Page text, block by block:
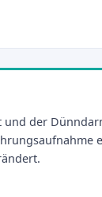
und der